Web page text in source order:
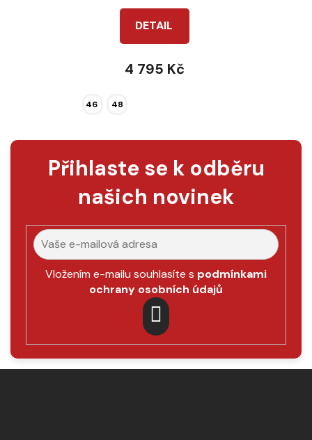
DETAIL
4 795 Kč
46 48
Přihlaste se k odběru
našich novinek
Vložením e-mailu souhlasíte s podmínkami
ochrany osobních údajů
PŘIHLÁSIT
SE